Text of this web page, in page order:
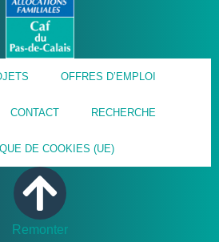
OFFRES D’EMPLOI
CONTACT RECHERCHE
DE COOKIES (UE)
Remonter